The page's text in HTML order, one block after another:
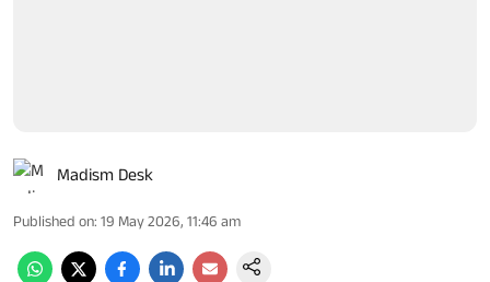
Madism Desk
Published on: 19 May 2026, 11:46 am